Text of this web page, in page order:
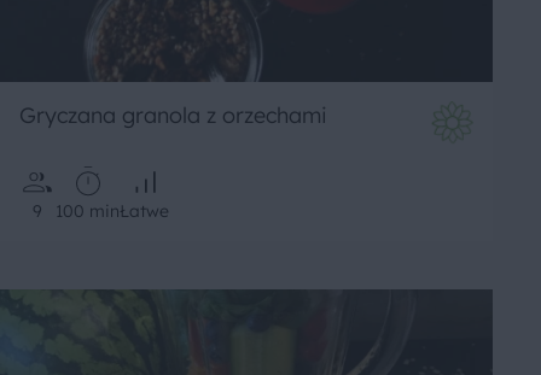
Gryczana granola z orzechami
9 100 minŁatwe